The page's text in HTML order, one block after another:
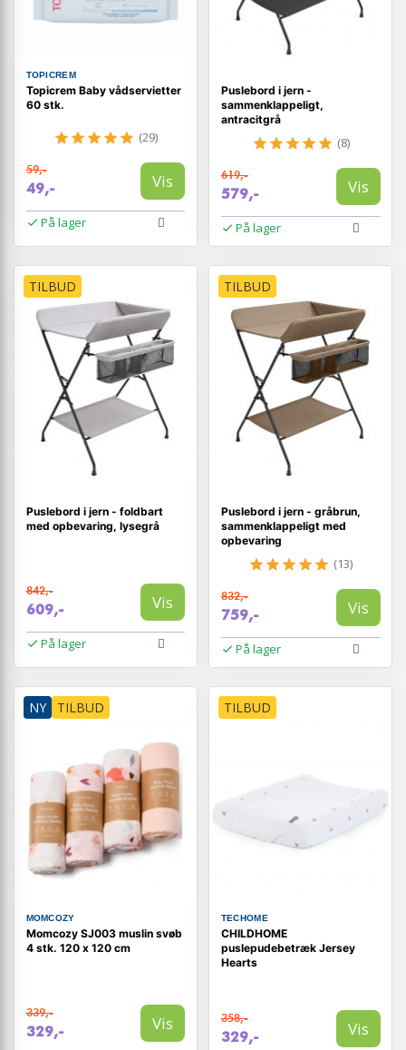
TOPICREM
Topicrem Baby vådservietter
60 stk.
(29)
59,-
49,- Vis
På lager
Puslebord i jern -
sammenklappeligt,
antracitgrå
(8)
619,-
579,- Vis
På lager
TILBUD
Puslebord i jern - foldbart
med opbevaring, lysegrå
842,-
609,- Vis
På lager
TILBUD
Puslebord i jern - gråbrun,
sammenklappeligt med
opbevaring
(13)
832,-
759,- Vis
På lager
NY TILBUD
MOMCOZY
Momcozy SJ003 muslin svøb
4 stk. 120 x 120 cm
339,-
329,- Vis
TILBUD
TECHOME
CHILDHOME
puslepudebetræk Jersey
Hearts
358,-
329,- Vis